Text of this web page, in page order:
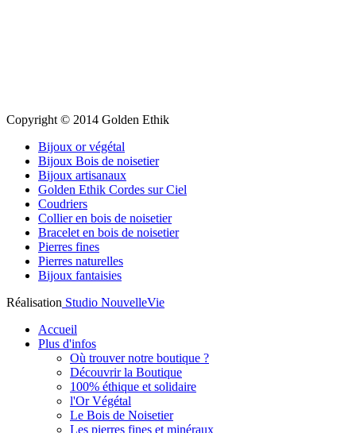
Copyright © 2014 Golden Ethik
Bijoux or végétal
Bijoux Bois de noisetier
Bijoux artisanaux
Golden Ethik Cordes sur Ciel
Coudriers
Collier en bois de noisetier
Bracelet en bois de noisetier
Pierres fines
Pierres naturelles
Bijoux fantaisies
Réalisation Studio NouvelleVie
Accueil
Plus d'infos
Où trouver notre boutique ?
Découvrir la Boutique
100% éthique et solidaire
l'Or Végétal
Le Bois de Noisetier
Les pierres fines et minéraux